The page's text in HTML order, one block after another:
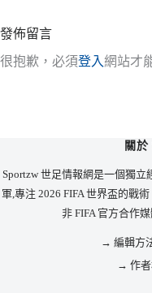
發佈留言
很抱歉，必須登入網站才
關於
Sportzw 世足情報網是一個獨
軍,專注 2026 FIFA 世界盃的戰
非 FIFA 官方合作
→ 編輯方
→ 作者